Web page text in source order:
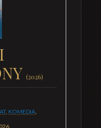
(2026)
, KOMEDIA,